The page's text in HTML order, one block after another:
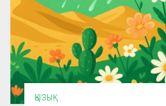
ҚЫЗЫҚ